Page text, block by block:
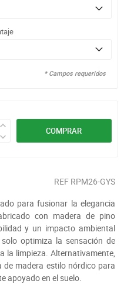
* Campos requeridos
COMPRAR
REF RPM26-GYS
para fusionar la elegancia
con madera de pino
y un impacto ambiental
optimiza la sensación de
la limpieza. Alternativamente,
madera estilo nórdico para
apoyado en el suelo.